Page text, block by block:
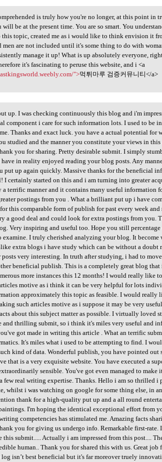
comprehended is
is truly how you're no longer, at this point in
be at the present time. You are so smart. You
topic, created me as i would like to think envision it
men are not included until it's some thing to do with
manage it up! What is up absolutely everyone,
it's fascinating to peruse this website, and i <a
">먹튀마루 검증커뮤니티</a>
put up. I was
up. I was checking continuously this blog and i'm
component i care for such information lots. I used to be
Thanks and exact luck. you have a actual potential for
studied and the manner you constitute your views in
you for sharing. Pretty desirable submit. I simply
in reality enjoyed reading your blog posts. Any
put up again quickly. Massive thanks for the beneficial
certainly started on this and i am turning into greater
terrific manner and it contains many useful information
postings from you . What a brilliant put up i have
this comparable form of publish for past every week
a good deal and could look for extra postings from you.
Very inspiring and useful too. Hope you still
examine. I truly cherished analyzing your blog. It become
extra blogs i have study which can be without a
posts very interesting. In truth after studying, i had to
beneficial publish. This is a completely great blog
more instances this 12 months! I would really like
motive as i think it can be very helpful for lots
approximately this topic as feasible. I would really
such articles motive as i suppose it may be very
about this subject matter as possible. I virtually loved
and thrilling submit, so i think it's miles very useful and
got made in writing this article . What an terrific
It's miles what i used to be attempting to find. I
kind of data. Wonderful publish, you have pointed out
that is a very exquisite website. You have executed a
sensible. You've got even managed to make
few real writing expertise. Thanks. Hello i am so thrilled i
whilst i was watching on google for some thing else, in
thank for a high-quality put up and a all round
I'm hoping the identical exceptional effort from
competencies has stimulated me. Amazing facts
you for giving us undergo info. Remarkable first-rate.
this submit..... Actually i am impressed from this post....
human.. Thank you for shared this with us. Great
log isn’t best beneficial but it's far moreover truely